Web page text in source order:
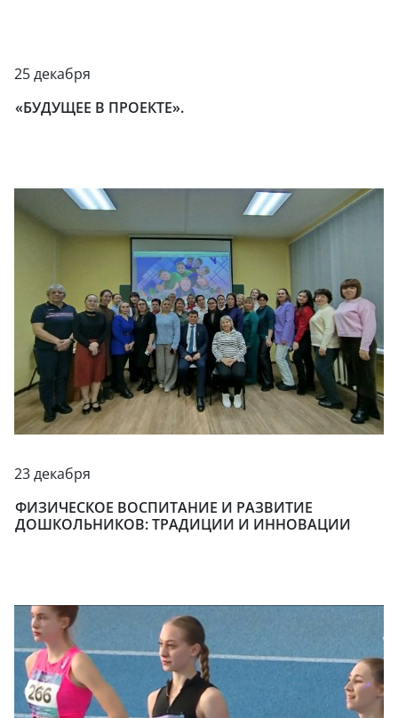
25 декабря
«БУДУЩЕЕ В ПРОЕКТЕ».
23 декабря
ФИЗИЧЕСКОЕ ВОСПИТАНИЕ И РАЗВИТИЕ
ДОШКОЛЬНИКОВ: ТРАДИЦИИ И ИННОВАЦИИ